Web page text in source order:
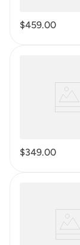
$459.00
$349.00